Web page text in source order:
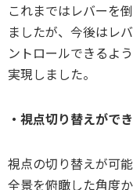
これまではレバーを
ましたが、今後はレ
ントロールできるよ
実現しました。
・視点切り替えがで
視点の切り替えが可
全景を俯瞰した角度